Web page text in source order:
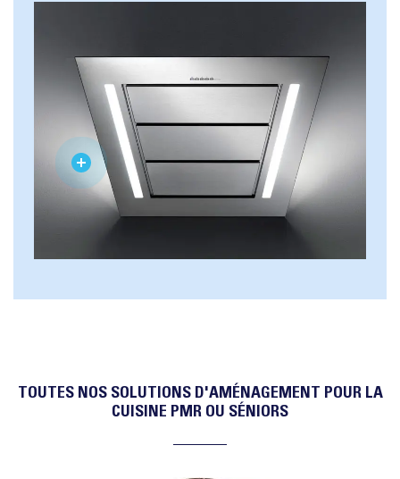
TOUTES NOS SOLUTIONS D'AMÉNAGEMENT POUR LA
CUISINE PMR OU SÉNIORS